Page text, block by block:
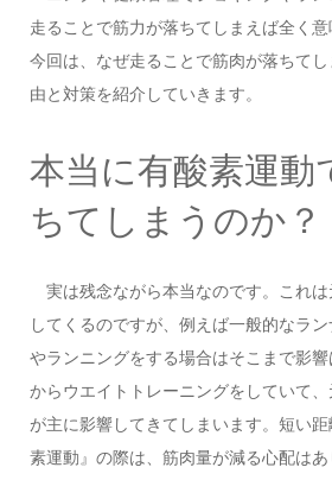
走ることで筋力が落ちてしまえば全く意
今回は、なぜ走ることで筋肉が落ちて
由と対策を紹介していきます。
本当に有酸素運動
ちてしまうのか？
実は残念ながら本当なのです。これ
してくるのですが、例えば一般的なラ
やランニングをする場合はそこまで影
からウエイトトレーニングをしていて
が主に影響してきてしまいます。短い
素運動』の際は、筋肉量が減る心配は